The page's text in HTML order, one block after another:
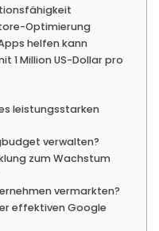
Optimierung
helfen kann
1 Million US-Dollar pro
leistungsstarken
verwalten?
zum Wachstum
vermarkten?
effektiven Google